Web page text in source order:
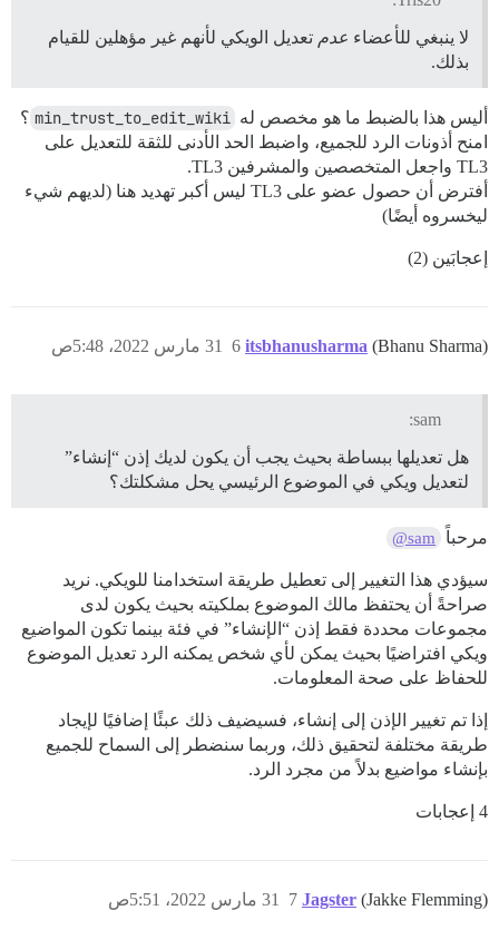
لا ينبغي للأعضاء عدم تعديل الويكي لأنهم غير مؤهلين للقيام
بذلك.
أليس هذا بالضبط ما هو مخصص له min_trust_to_edit_wiki ؟
امنح أذونات الرد للجميع، واضبط الحد الأدنى للثقة للتعديل على
TL3 واجعل المتخصصين والمشرفين TL3.
أفترض أن حصول عضو على TL3 ليس أكبر تهديد هنا (لديهم شيء
ليخسروه أيضًا)
إعجابَين (2)
itsbhanusharma (Bhanu Sharma) 31 مارس 2022، 5:48ص 6
sam:
هل تعديلها ببساطة بحيث يجب أن يكون لديك إذن “إنشاء”
لتعديل ويكي في الموضوع الرئيسي يحل مشكلتك؟
مرحباً @sam
سيؤدي هذا التغيير إلى تعطيل طريقة استخدامنا للويكي. نريد
صراحةً أن يحتفظ مالك الموضوع بملكيته بحيث يكون لدى
مجموعات محددة فقط إذن “الإنشاء” في فئة بينما تكون المواضيع
ويكي افتراضيًا بحيث يمكن لأي شخص يمكنه الرد تعديل الموضوع
للحفاظ على صحة المعلومات.
إذا تم تغيير الإذن إلى إنشاء، فسيضيف ذلك عبئًا إضافيًا لإيجاد
طريقة مختلفة لتحقيق ذلك، وربما سنضطر إلى السماح للجميع
بإنشاء مواضيع بدلاً من مجرد الرد.
4 إعجابات
Jagster (Jakke Flemming) 31 مارس 2022، 5:51ص 7